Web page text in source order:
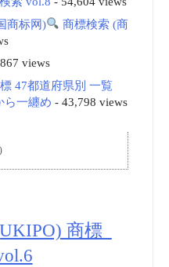
商标网)
商標検索 (商
views
47都道府県別 一覧
ら一纏め - 43,798 views
商標_